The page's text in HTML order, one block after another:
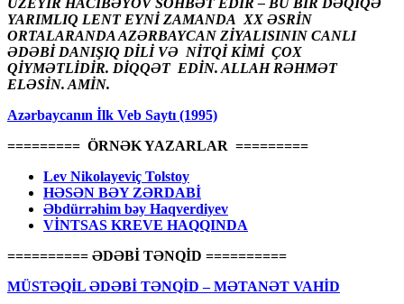
ÜZEYİR HACIBƏYOV SÖHBƏT EDİR – BU BİR DƏQİQƏ
YARIMLIQ LENT EYNİ ZAMANDA XX ƏSRİN
ORTALARANDA AZƏRBAYCAN ZİYALISININ CANLI
ƏDƏBİ DANIŞIQ DİLİ VƏ NİTQİ KİMİ ÇOX
QİYMƏTLİDİR. DİQQƏT EDİN. ALLAH RƏHMƏT
ELƏSİN. AMİN.
Azərbaycanın İlk Veb Saytı (1995)
========= ÖRNƏK YAZARLAR =========
Lev Nikolayeviç Tolstoy
HƏSƏN BƏY ZƏRDABİ
Əbdürrəhim bəy Haqverdiyev
VİNTSAS KREVE HAQQINDA
========== ƏDƏBİ TƏNQİD ==========
MÜSTƏQİL ƏDƏBİ TƏNQİD – MƏTANƏT VAHİD